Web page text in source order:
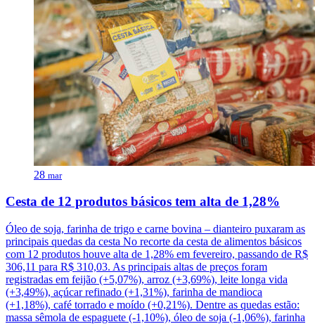
28 mar
Cesta de 12 produtos básicos tem alta de 1,28%
Óleo de soja, farinha de trigo e carne bovina – dianteiro puxaram as
principais quedas da cesta No recorte da cesta de alimentos básicos
com 12 produtos houve alta de 1,28% em fevereiro, passando de R$
306,11 para R$ 310,03. As principais altas de preços foram
registradas em feijão (+5,07%), arroz (+3,69%), leite longa vida
(+3,49%), açúcar refinado (+1,31%), farinha de mandioca
(+1,18%), café torrado e moído (+0,21%). Dentre as quedas estão:
massa sêmola de espaguete (-1,10%), óleo de soja (-1,06%), farinha